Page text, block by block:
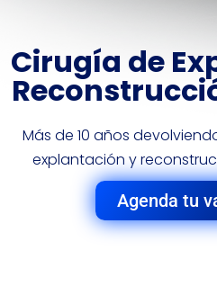
Cirugía de
Más de 10 años
explantación y
Agenda tu